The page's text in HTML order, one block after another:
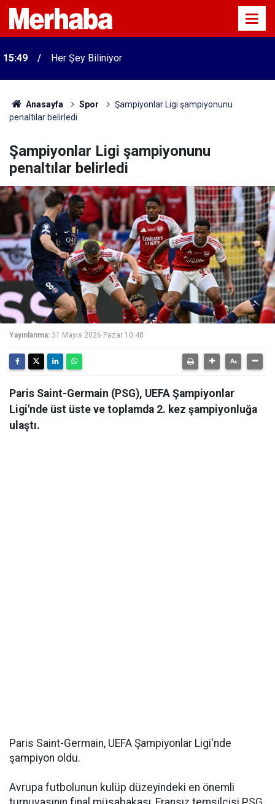
15:49 Her Şey Biliniyor
Anasayfa Spor
Şampiyonlar Ligi şampiyonunu
penaltılar belirledi
Şampiyonlar Ligi şampiyonunu
penaltılar belirledi
Yayınlanma: 31 Mayıs 2026 Pazar 10:48
Paris Saint-Germain (PSG), UEFA Şampiyonlar
Ligi'nde üst üste ve toplamda 2. kez şampiyonluğa
ulaştı.
Paris Saint-Germain, UEFA Şampiyonlar Ligi'nde
şampiyon oldu.
Avrupa futbolunun kulüp düzeyindeki en önemli